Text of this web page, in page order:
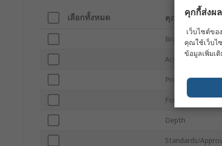
เลือกทั้งหมด คุณลักษณะ
Brand
Accessory Type
Product Type
For Use With
Depth
Standards/
คุกกี้ส่งผ
เว็บไซต์ข
คุณใช้เว็บไ
ข้อมูลเพิ่มเ